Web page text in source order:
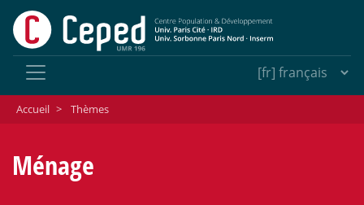
Accueil > Thèmes
Ménage